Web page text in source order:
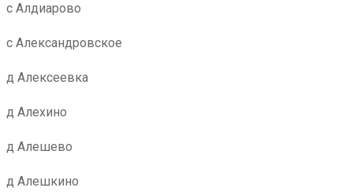
с Алдиарово
с Александровское
д Алексеевка
д Алехино
д Алешево
д Алешкино